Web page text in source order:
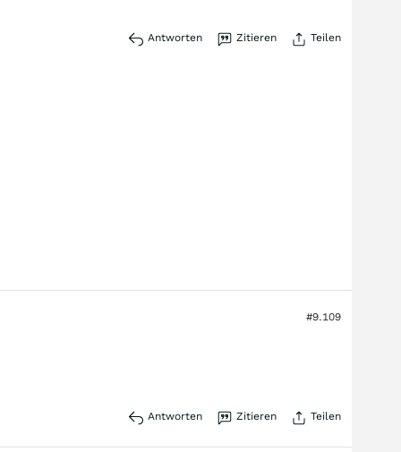
Antworten Zitieren Teilen
#9.109
Antworten Zitieren Teilen